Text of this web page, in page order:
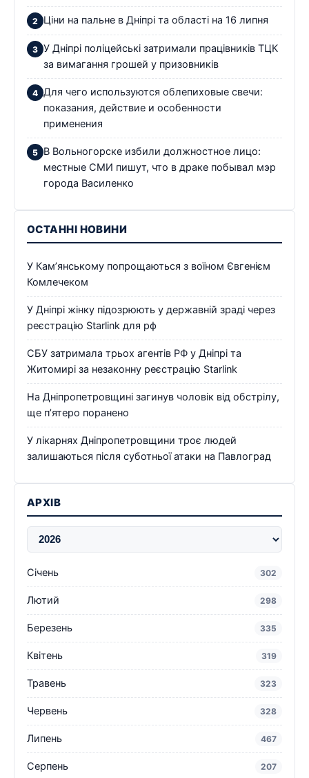
Ціни на пальне в Дніпрі та області на 16 липня
У Дніпрі поліцейські затримали працівників ТЦК
за вимагання грошей у призовників
Для чего используются облепиховые свечи:
показания, действие и особенности
применения
В Вольногорске избили должностное лицо:
местные СМИ пишут, что в драке побывал мэр
города Василенко
ОСТАННІ НОВИНИ
У Кам’янському попрощаються з воїном Євгенієм
Комлечеком
У Дніпрі жінку підозрюють у державній зраді через
реєстрацію Starlink для рф
СБУ затримала трьох агентів РФ у Дніпрі та
Житомирі за незаконну реєстрацію Starlink
На Дніпропетровщині загинув чоловік від обстрілу,
ще п’ятеро поранено
У лікарнях Дніпропетровщини троє людей
залишаються після суботньої атаки на Павлоград
АРХІВ
Січень 302
Лютий 298
Березень 335
Квітень 319
Травень 323
Червень 328
Липень 467
Серпень 207